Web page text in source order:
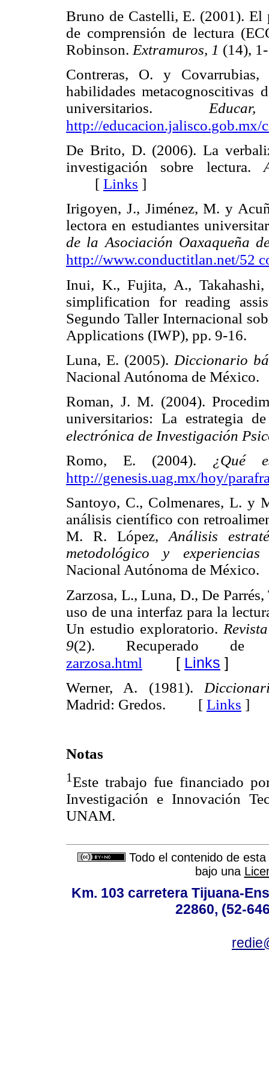
Bruno de Castelli, E. (2001). El
de comprensión de lectura
Robinson. Extramuros, 1 (14),
Contreras, O. y Covarrubias,
habilidades metacognoscitivas
universitarios.
http://educacion.jalisco.gob.mx/
De Brito, D. (2006). La
investigación sobre lectura.
[ Links ]
Irigoyen, J., Jiménez, M. y
lectora en estudiantes
de la Asociación Oaxaqueña
http://www.conductitlan.net/52
Inui, K., Fujita, A.,
simplification for reading
Segundo Taller Internacional
Applications (IWP), pp. 9-
Luna, E. (2005). Diccionario
Nacional Autónoma de
Roman, J. M. (2004).
universitarios: La estrategia
electrónica de Investigación
Romo, E. (2004). ¿Qué
http://genesis.uag.mx/hoy/
Santoyo, C., Colmenares, L. y
análisis científico con
M. R. López,Análisis
metodológico y experiencias
Nacional Autónoma de
Zarzosa, L., Luna, D., De
uso de una interfaz para la
Un estudio exploratorio.
9(2). Recuperado
zarzosa.html [ Links ]
Werner, A. (1981).
Madrid: Gredos. [ Links ]
Notas
1Este trabajo fue financiado
Investigación e Innovación
UNAM.
Todo el contenido de
bajo una
Km. 103 carretera Tijuana-
22860, (52-